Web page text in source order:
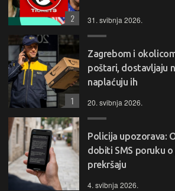
31. svibnja 2026.
2
Zagrebom i
poštari, dostavljaju
naplaćuju ih
20. svibnja 2026.
1
Policija upozorava:
dobiti SMS poruku
prekršaju
4. svibnja 2026.